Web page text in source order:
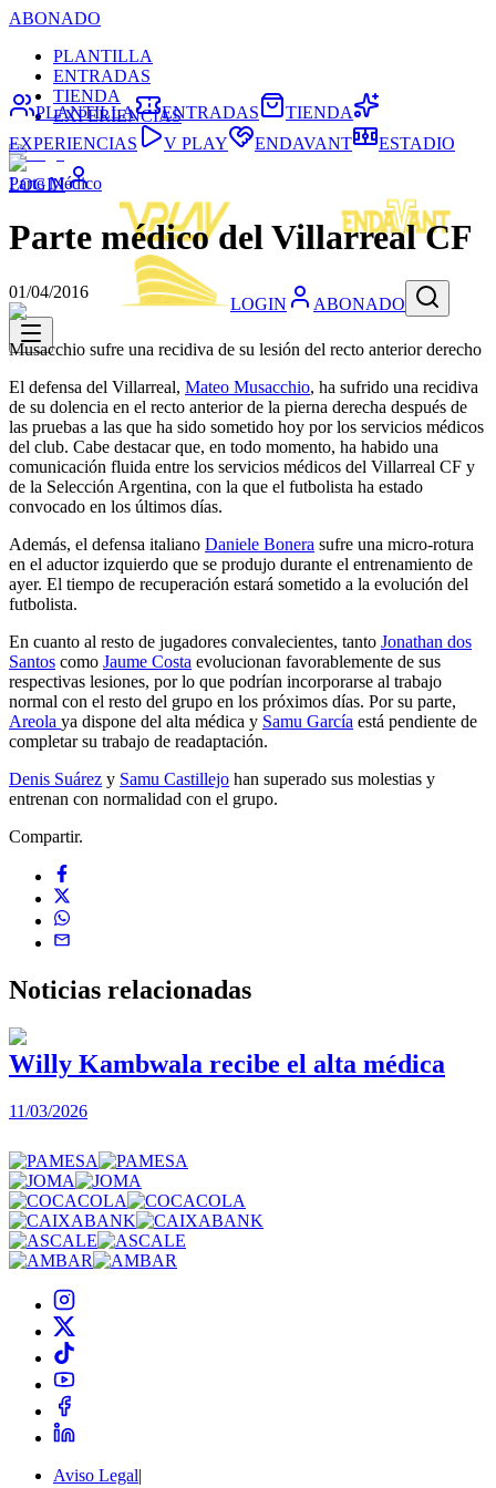
ABONADO
PLANTILLA
ENTRADAS
TIENDA
EXPERIENCIAS
LOGIN
LOGIN ABONADO
PLANTILLA ENTRADAS
TIENDA
EXPERIENCIAS
V PLAY ENDAVANT ESTADIO
Parte Médico
Parte médico del Villarreal CF
01/04/2016
Musacchio sufre una recidiva de su lesión del recto anterior derecho
El defensa del Villarreal, Mateo Musacchio, ha sufrido una recidiva
de su dolencia en el recto anterior de la pierna derecha después de
las pruebas a las que ha sido sometido hoy por los servicios médicos
del club. Cabe destacar que, en todo momento, ha habido una
comunicación fluida entre los servicios médicos del Villarreal CF y
de la Selección Argentina, con la que el futbolista ha estado
convocado en los últimos días.
Además, el defensa italiano Daniele Bonera sufre una micro-rotura
en el aductor izquierdo que se produjo durante el entrenamiento de
ayer. El tiempo de recuperación estará sometido a la evolución del
futbolista.
En cuanto al resto de jugadores convalecientes, tanto Jonathan dos
Santos como Jaume Costa evolucionan favorablemente de sus
respectivas lesiones, por lo que podrían incorporarse al trabajo
normal con el resto del grupo en los próximos días. Por su parte,
Areola ya dispone del alta médica y Samu García está pendiente de
completar su trabajo de readaptación.
Denis Suárez y Samu Castillejo han superado sus molestias y
entrenan con normalidad con el grupo.
Compartir.
Noticias relacionadas
Willy Kambwala recibe el alta médica
11/03/2026
Aviso Legal|